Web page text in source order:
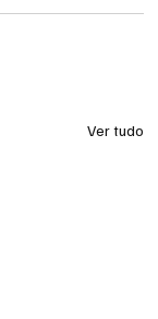
Ver tudo